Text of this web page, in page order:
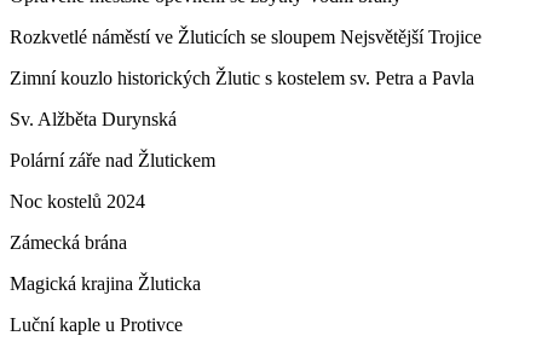
Rozkvetlé náměstí ve Žluticích se sloupem Nejsvětější Trojice
Zimní kouzlo historických Žlutic s kostelem sv. Petra a Pavla
Sv. Alžběta Durynská
Polární záře nad Žlutickem
Noc kostelů 2024
Zámecká brána
Magická krajina Žluticka
Luční kaple u Protivce